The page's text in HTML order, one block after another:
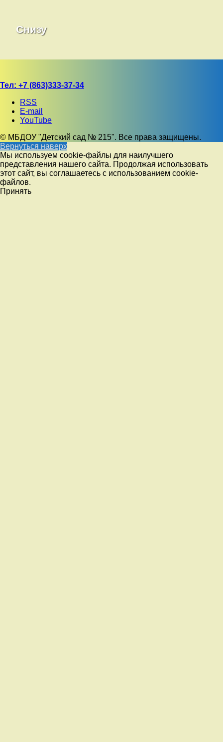
Снизу
Тел: +7 (863)333-37-34
RSS
E-mail
YouTube
© МБДОУ "Детский сад № 215". Все права защищены.
Вернуться наверх
Мы используем cookie-файлы для наилучшего
представления нашего сайта. Продолжая использовать
этот сайт, вы соглашаетесь с использованием cookie-
файлов.
Принять